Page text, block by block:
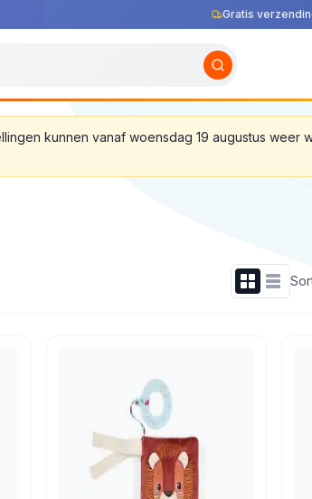
Gratis
kunnen vanaf woensdag 19 augustus weer